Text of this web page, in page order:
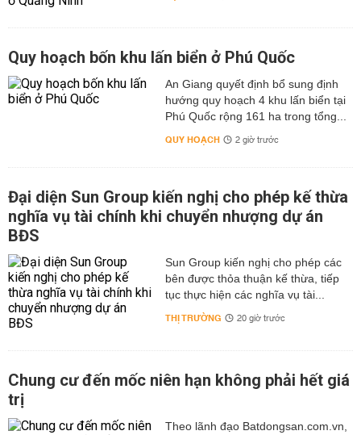
Quy hoạch bốn khu lấn biển ở Phú Quốc
An Giang quyết định bổ sung định
hướng quy hoạch 4 khu lấn biển tại
Phú Quốc rộng 161 ha trong tổng...
QUY HOẠCH 2 giờ trước
Đại diện Sun Group kiến nghị cho phép kế thừa
nghĩa vụ tài chính khi chuyển nhượng dự án
BĐS
Sun Group kiến nghị cho phép các
bên được thỏa thuận kế thừa, tiếp
tục thực hiện các nghĩa vụ tài...
THỊ TRƯỜNG 20 giờ trước
Chung cư đến mốc niên hạn không phải hết giá
trị
Theo lãnh đạo Batdongsan.com.vn,